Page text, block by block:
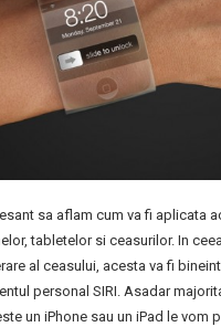
sa aflam cum va fi aplicata
tabletelor si ceasurilor. In
al ceasului, acesta va fi
personal SIRI. Asadar
un iPhone sau un iPad le vom